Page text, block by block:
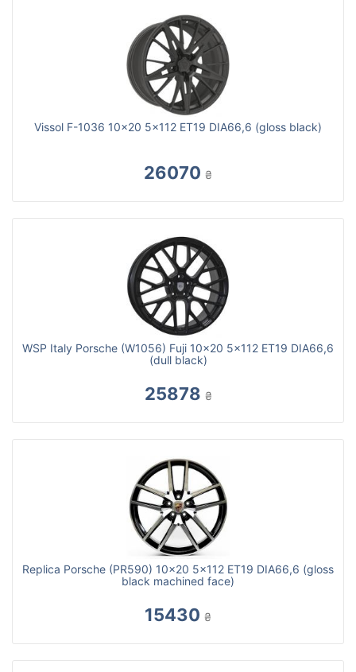
Vissol F-1036 10x20 5x112 ET19 DIA66,6 (gloss black)
26070 ₴
WSP Italy Porsche (W1056) Fuji 10x20 5x112 ET19 DIA66,6
(dull black)
25878 ₴
Replica Porsche (PR590) 10x20 5x112 ET19 DIA66,6 (gloss
black machined face)
15430 ₴